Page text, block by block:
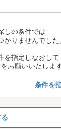
しの条件では
かりませんでした
を指定しなおして
お願いいたします
条件を